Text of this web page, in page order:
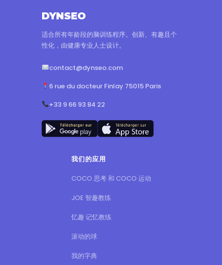
DYNSEO
适合所有年龄段的脑训练程序。创新、有趣且个
性化，由健康专业人士设计。
contact@dynseo.com
6 rue du docteur Finlay 75015 Paris
+33 9 66 93 84 22
我们的应用
COCO 思考 和 COCO 运动
JOE 智趣教练
忆趣 记忆教练
滚动的球
我的字典